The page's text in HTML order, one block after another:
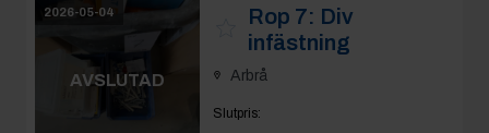
2026-05-04
AVSLUTAD
Rop 7: Div
infästning
Arbrå
Slutpris: